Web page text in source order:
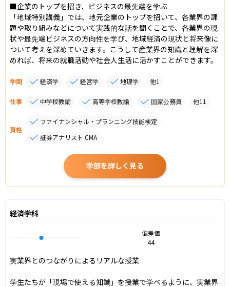
■企業のトップを招き、ビジネスの最先端を学ぶ
「地域特別講義」では、地元企業のトップを招いて、各業界の課
題や取り組みなどについて実践的な話を聞くことで、各業界の現
状や最先端ビジネスの方向性を学び、地域経済の現状と将来像に
ついて考えを深めていきます。こうして産業界の知識と理解を深
めれば、将来の就職活動や社会人生活に活かすことができます。
学問 経済学 経営学 地理学 他1
仕事 中学校教諭 高等学校教諭 国家公務員 他11
資格
ファイナンシャル・プランニング技能検定
証券アナリスト CMA
学部を詳しく見る
経済学科
偏差値
44
実業界とのつながりによるリアルな授業
学生たちが「現場で使える知識」を授業で学べるように、実業界